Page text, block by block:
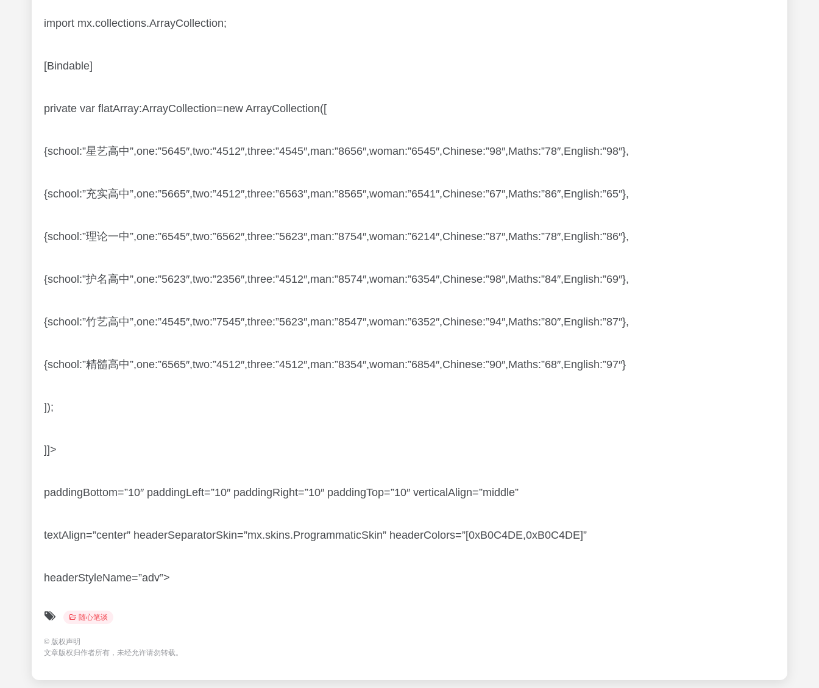
import mx.collections.ArrayCollection;
[Bindable]
private var flatArray:ArrayCollection=new ArrayCollection([
{school:”星艺高中”,one:”5645″,two:”4512″,three:”4545″,man:”8656″,woman:”6545″,Chinese:”98″,Maths:”78″,English:”98″},
{school:”充实高中”,one:”5665″,two:”4512″,three:”6563″,man:”8565″,woman:”6541″,Chinese:”67″,Maths:”86″,English:”65″},
{school:”理论一中”,one:”6545″,two:”6562″,three:”5623″,man:”8754″,woman:”6214″,Chinese:”87″,Maths:”78″,English:”86″},
{school:”护名高中”,one:”5623″,two:”2356″,three:”4512″,man:”8574″,woman:”6354″,Chinese:”98″,Maths:”84″,English:”69″},
{school:”竹艺高中”,one:”4545″,two:”7545″,three:”5623″,man:”8547″,woman:”6352″,Chinese:”94″,Maths:”80″,English:”87″},
{school:”精髓高中”,one:”6565″,two:”4512″,three:”4512″,man:”8354″,woman:”6854″,Chinese:”90″,Maths:”68″,English:”97″}
]);
]]>
paddingBottom=”10″ paddingLeft=”10″ paddingRight=”10″ paddingTop=”10″ verticalAlign=”middle”
textAlign=”center” headerSeparatorSkin=”mx.skins.ProgrammaticSkin” headerColors=”[0xB0C4DE,0xB0C4DE]”
headerStyleName=”adv”>
随心笔谈
© 版权声明
文章版权归作者所有，未经允许请勿转载。